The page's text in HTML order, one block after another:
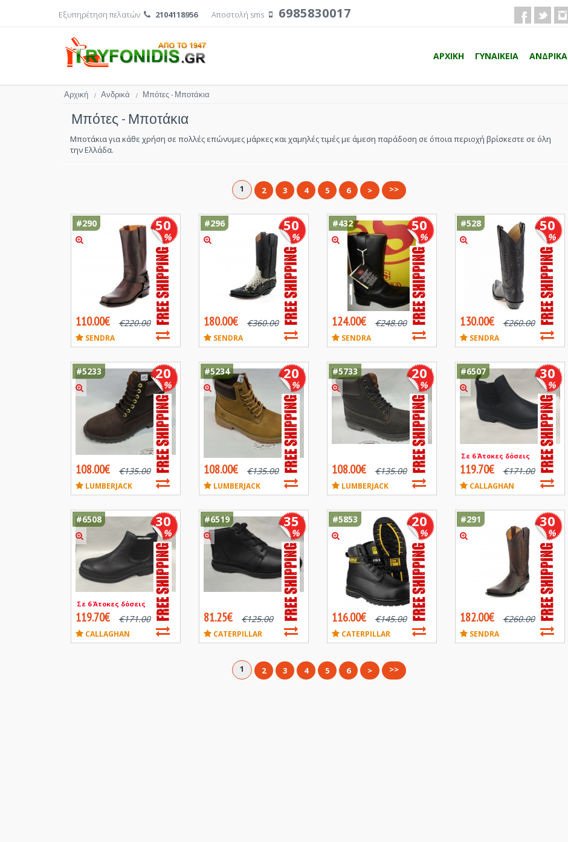
Εξυπηρέτηση πελατών 2104118956 Αποστολή sms 6985830017
ΑΡΧΙΚΗ ΓΥΝΑΙΚΕΙΑ ΑΝΔΡΙΚΑ
Αρχική / Ανδρικά / Μπότες - Μποτάκια
Μπότες - Μποτάκια
Μποτάκια για κάθε χρήση σε πολλές επώνυμες μάρκες και χαμηλές τιμές με άμεση παράδοση σε όποια περιοχή βρίσκεστε σε όλη
την Ελλάδα.
1 2 3 4 5 6 > >>
110.00€ €220.00
SENDRA
#290 50
%
180.00€ €360.00
SENDRA
#296 50
%
124.00€ €248.00
SENDRA
#432 50
%
130.00€ €260.00
SENDRA
#528 50
%
108.00€ €135.00
LUMBERJACK
#5233 20
%
108.00€ €135.00
LUMBERJACK
#5234 20
%
108.00€ €135.00
LUMBERJACK
#5733 20
%
119.70€ €171.00
CALLAGHAN
Σε 6 Άτοκες δόσεις
#6507 30
%
119.70€ €171.00
CALLAGHAN
Σε 6 Άτοκες δόσεις
#6508 30
%
81.25€ €125.00
CATERPILLAR
#6519 35
%
116.00€ €145.00
CATERPILLAR
#5853 20
%
182.00€ €260.00
SENDRA
#291 30
%
1 2 3 4 5 6 > >>